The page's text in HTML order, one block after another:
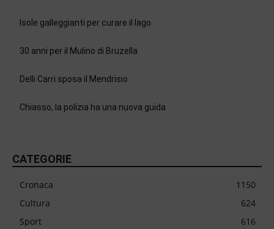
Isole galleggianti per curare il lago
30 anni per il Mulino di Bruzella
Delli Carri sposa il Mendrisio
Chiasso, la polizia ha una nuova guida
CATEGORIE
Cronaca
1150
Cultura
624
Sport
616